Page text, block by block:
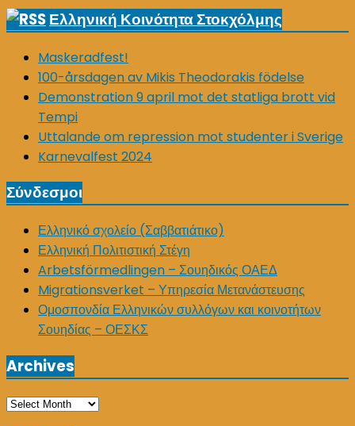
Ελληνική Κοινότητα Στοκχόλμης
Maskeradfest!
100-årsdagen av Mikis Theodorakis födelse
Demonstration 9 april mot det statliga brott vid
Tempi
Uttalande om repression mot studenter i Sverige
Karnevalfest 2024
Σύνδεσμοι
Ελληνικό σχολείο (Σαββατιάτικο)
Ελληνική Πολιτιστική Στέγη
Arbetsförmedlingen – Σουηδικός ΟΑΕΔ
Migrationsverket – Υπηρεσία Μετανάστευσης
Ομοσπονδία Ελληνικών συλλόγων και κοινοτήτων
Σουηδίας – ΟΕΣΚΣ
Archives
Archives